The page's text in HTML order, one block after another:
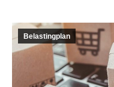
Belastingplan